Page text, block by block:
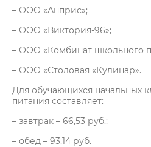
– ООО «Анприс»;
– ООО «Виктория-96»;
– ООО «Комбинат школьного
– ООО «Столовая «Кулинар».
Для обучающихся начальных
питания составляет:
– завтрак – 66,53 руб.;
– обед – 93,14 руб.